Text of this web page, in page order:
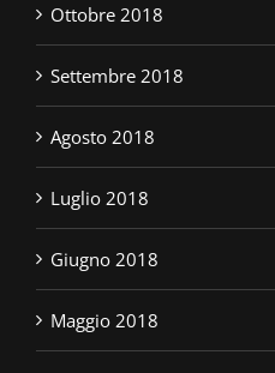
Ottobre 2018
Settembre 2018
Agosto 2018
Luglio 2018
Giugno 2018
Maggio 2018